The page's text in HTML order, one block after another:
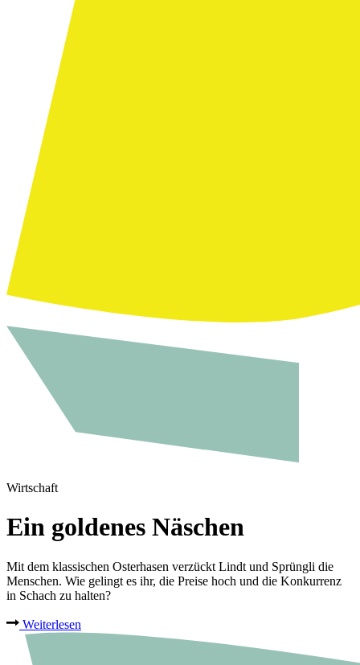
Wirtschaft
Ein goldenes Näschen
Mit dem klassischen Osterhasen verzückt Lindt und Sprüngli die
Menschen. Wie gelingt es ihr, die Preise hoch und die Konkurrenz
in Schach zu halten?
Weiterlesen